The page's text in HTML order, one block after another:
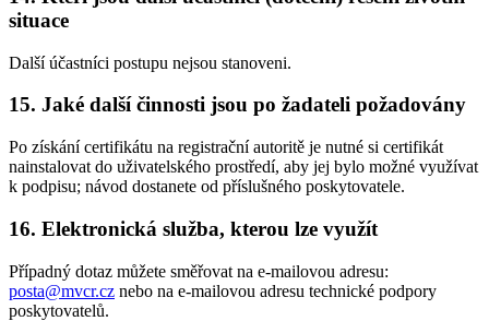
situace
Další účastníci postupu nejsou stanoveni.
15. Jaké další činnosti jsou po žadateli požadovány
Po získání certifikátu na registrační autoritě je nutné si certifikát
nainstalovat do uživatelského prostředí, aby jej bylo možné využívat
k podpisu; návod dostanete od příslušného poskytovatele.
16. Elektronická služba, kterou lze využít
Případný dotaz můžete směřovat na e-mailovou adresu:
posta@mvcr.cz nebo na e-mailovou adresu technické podpory
poskytovatelů.